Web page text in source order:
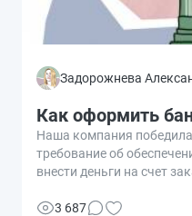
Задорожнева
Как оформить
Наша компания
требование об
внести деньги на счет
3 687